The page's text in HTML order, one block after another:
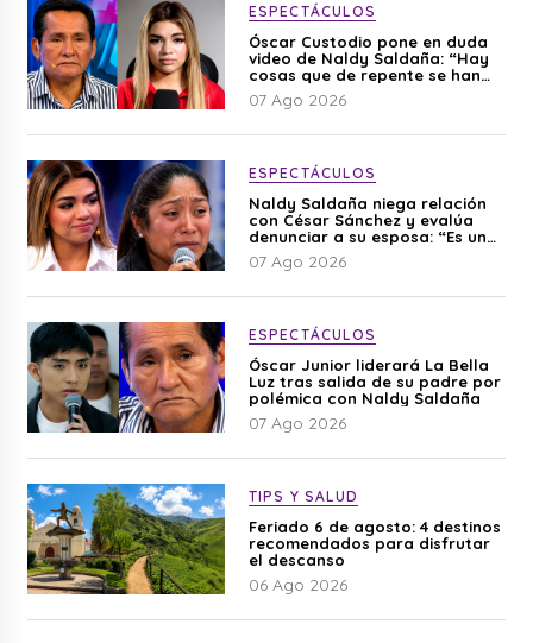
ESPECTÁCULOS
Óscar Custodio pone en duda
video de Naldy Saldaña: “Hay
cosas que de repente se han
editado”
07 Ago 2026
ESPECTÁCULOS
Naldy Saldaña niega relación
con César Sánchez y evalúa
denunciar a su esposa: “Es una
difamación”
07 Ago 2026
ESPECTÁCULOS
Óscar Junior liderará La Bella
Luz tras salida de su padre por
polémica con Naldy Saldaña
07 Ago 2026
TIPS Y SALUD
Feriado 6 de agosto: 4 destinos
recomendados para disfrutar
el descanso
06 Ago 2026